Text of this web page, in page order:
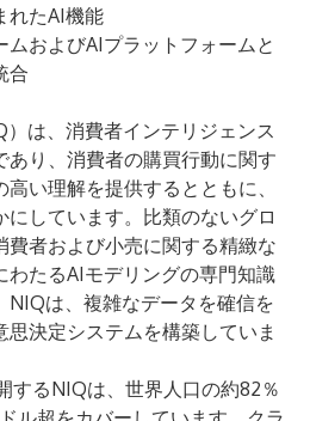
れたAI機能
およびAIプラットフォームと
合
は、消費者インテリジェンス
あり、消費者の購買行動に関す
い理解を提供するとともに、
しています。比類のないグロ
費者および小売に関する精緻な
わたるAIモデリングの専門知識
NIQは、複雑なデータを確信を
決定システムを構築していま
するNIQは、世界人口の約82％